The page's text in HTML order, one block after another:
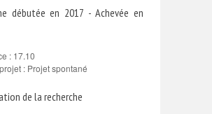
débutée en 2017 - Achevée en
: 17.10
: Projet spontané
de la recherche